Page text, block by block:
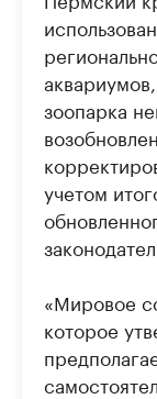
зоопарка
учетом
«Мировое
которое